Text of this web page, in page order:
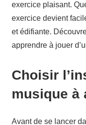
exercice plaisant.
exercice devient
et édifiante.
apprendre à jouer
Choisir
musique à
Avant de se lancer